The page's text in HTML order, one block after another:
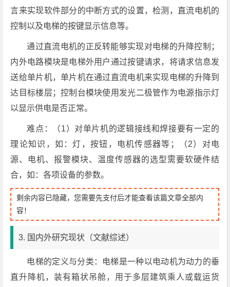
言来实现软件部分的中断方式的设置，检测，直流电机的
控制以及电梯的按键显示信息等。
通过直流电机的正反转能够实现对电梯的升降控制；
内外电路模块是电梯外用户通过按键请求，将请求信息发
送给单片机，单片机在通过直流电机来实现电梯的升降到
达目标楼层；控制台模块使用发光二极管作为电源指示灯
以显示供电是否正常。
难点：（1）对单片机的逻辑接线和焊接要有一定的
理论知识，如：灯，按钮，电机传感器等；（2）对电
源、电机、报警模块、温度传感器的选型需要软硬件结
合，如：各项设备的参数。
剩余内容已隐藏，您需要先支付后才能查看该篇文章全部内
容！
3. 国内外研究现状（文献综述）
电梯的定义与分类：电梯是一种以电动机为动力的垂
直升降机，装有箱状吊舱，用于多层建筑乘人或载运货